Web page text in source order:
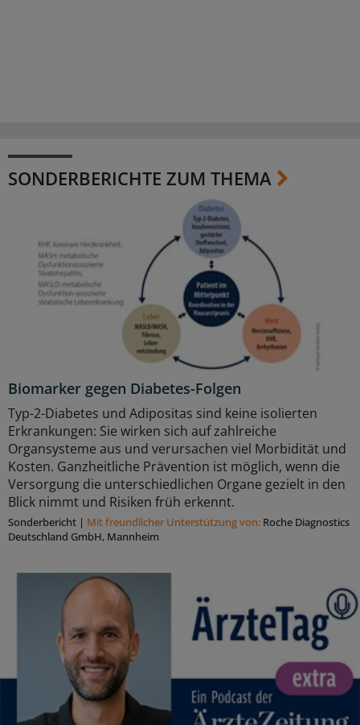
SONDERBERICHTE ZUM THEMA
Biomarker gegen Diabetes-Folgen
Typ-2-Diabetes und Adipositas sind keine isolierten
Erkrankungen: Sie wirken sich auf zahlreiche
Organsysteme aus und verursachen viel Morbidität und
Kosten. Ganzheitliche Prävention ist möglich, wenn die
Versorgung die unterschiedlichen Organe gezielt in den
Blick nimmt und Risiken früh erkennt.
Sonderbericht | Mit freundlicher Unterstützung von: Roche Diagnostics
Deutschland GmbH, Mannheim